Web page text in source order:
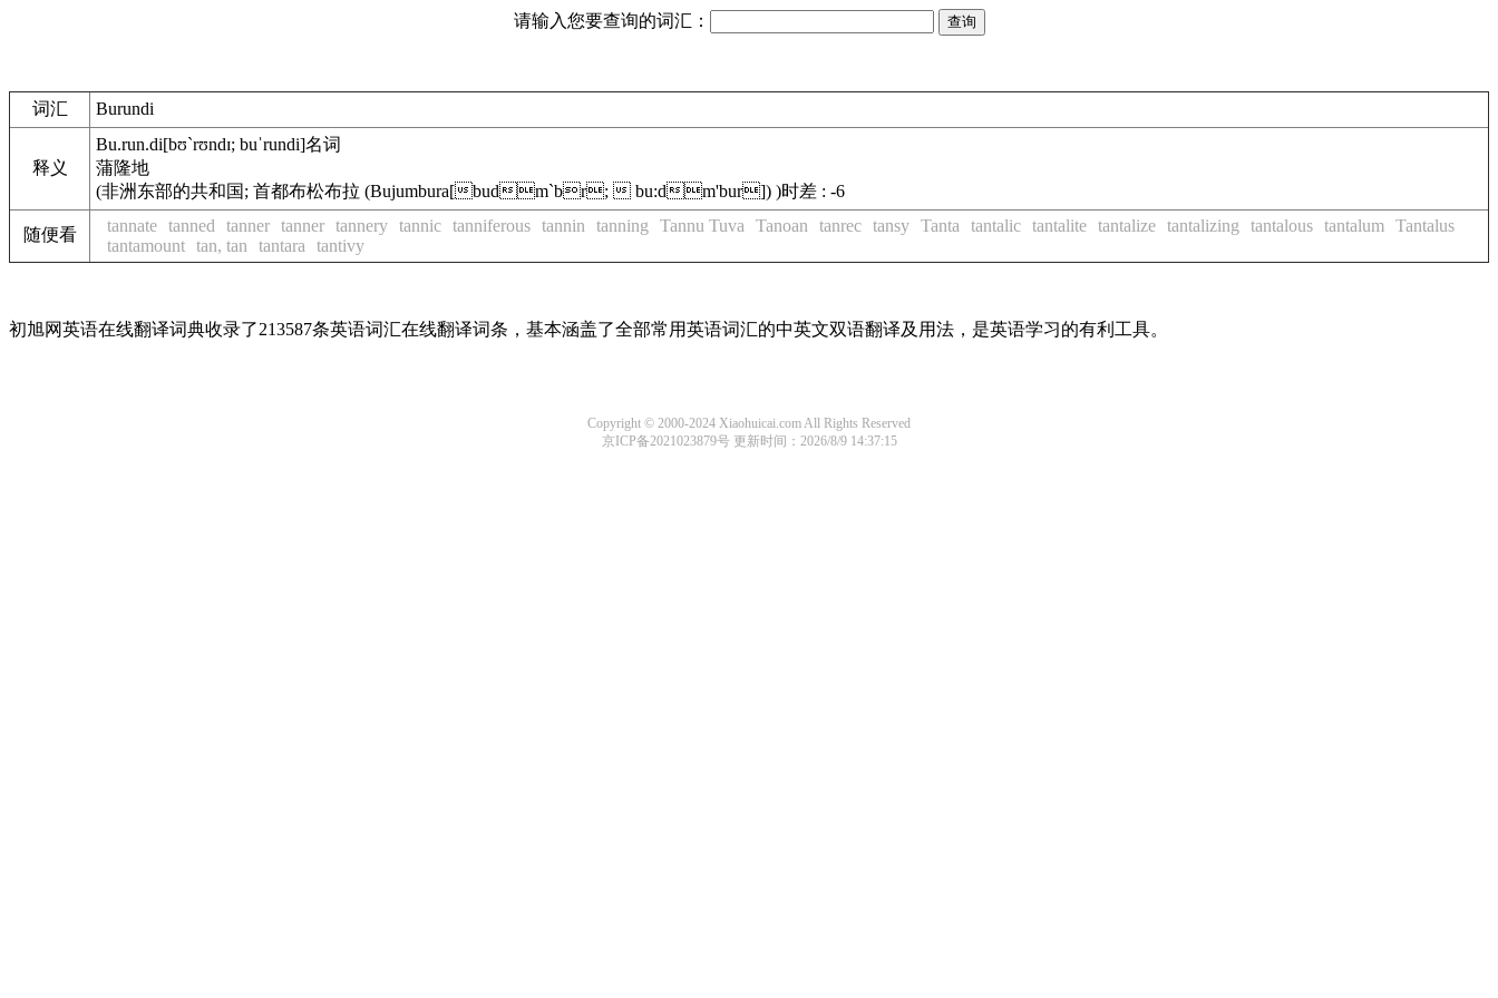
请输入您要查询的词汇：
词汇 Burundi
释义
Bu.run.di[bʊ`rʊndɪ; buˈrundi]名词
蒲隆地
(非洲东部的共和国; 首都布松布拉 (Bujumbura[budm`br;  bu:dm'bur]) )时差 : -6
随便看 tannate tanned tanner tanner tannery tannic tanniferous tannin tanning Tannu Tuva Tanoan tanrec tansy Tanta tantalic tantalite tantalize tantalizing tantalous tantalum
Tantalus
tantamount tan, tan tantara tantivy
初旭网英语在线翻译词典收录了213587条英语词汇在线翻译词条，基本涵盖了全部常用英语词汇的中英文双语翻译及用法，是英语学习的有利工具。
Copyright © 2000-2024 Xiaohuicai.com All Rights Reserved
京ICP备2021023879号更新时间：2026/8/9 14:37:15